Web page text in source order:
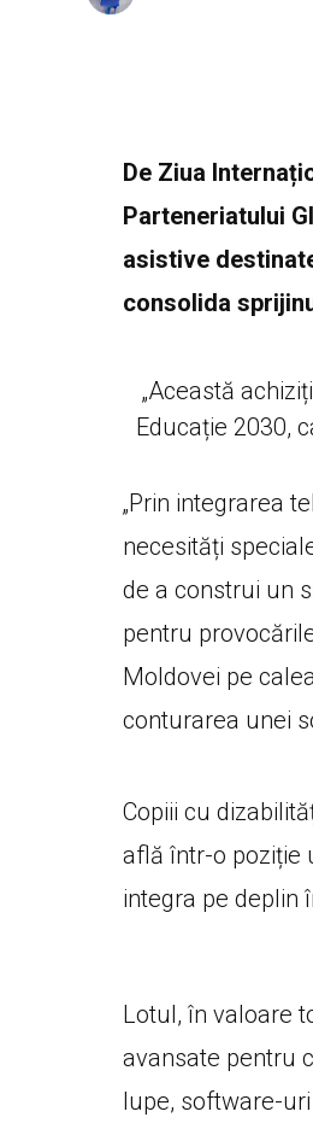
De Ziua
Parteneriatului
asistive
consolida
„Această
Educație 2030,
„Prin integrarea
necesități
de a construi un
pentru
Moldovei pe
conturarea unei
Copiii cu
află într-o poziție
integra pe deplin
Lotul, în valoare
avansate pentru
lupe, software-